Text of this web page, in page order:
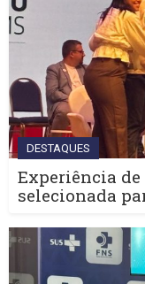
DESTAQUES
Experiência
selecionada